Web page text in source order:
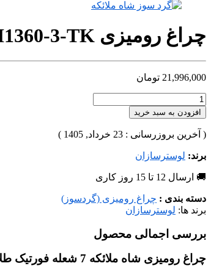
چراغ رومیزی CH1360-3-TK لوسترسازان
21,996,000 تومان
افزودن به سبد خرید
( آخرین بروزرسانی : 23 خرداد, 1405 )
برند: لوسترسازان
🚚 ارسال 12 تا 15 روز کاری
دسته بندی : چراغ رومیزی (گردسوز)
برند ها: لوسترسازان
بررسی اجمالی محصول
چراغ رومیزی شاه ملائکه 7 شعله فورتیک طلا کرم لوسترسازان از دسته محصولات تولیدی صنایع روشنایی لوستر سازان می باشد.